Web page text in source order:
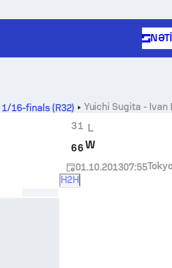
1/16-finals (R32) Yuichi Sugita - Ivan
3
6
1
6
L
W
01.10.201307:55
H2H